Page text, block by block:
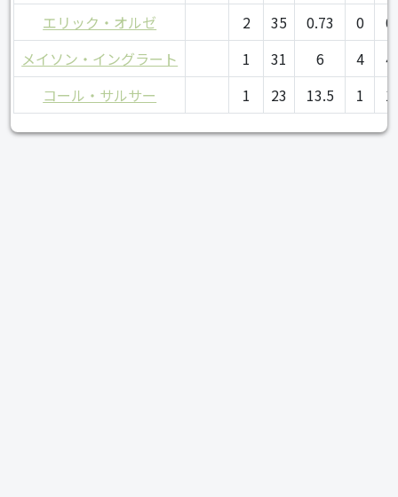
エリック・オルゼ
2 35 0.73 0
0
メイソン・イングラート
1 31 6 4
4
コール・サルサー
1 23 13.5 1 1